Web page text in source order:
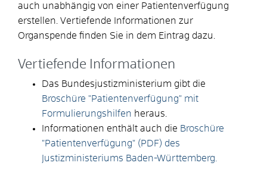
auch unabhängig von einer Patientenverfügung
erstellen. Vertiefende Informationen zur
Organspende finden Sie in dem Eintrag dazu.
Vertiefende Informationen
Das Bundesjustizministerium gibt die
Broschüre "Patientenverfügung" mit
Formulierungshilfen heraus.
Informationen enthält auch die Broschüre
"Patientenverfügung" (PDF) des
Justizministeriums Baden-Württemberg.